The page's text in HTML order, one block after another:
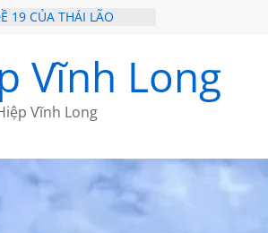
19 CỦA THÁI LÃO
HÒN NGỌC VIỄN ĐÔNG
20 CỦA THÁI LÃO
Vĩnh Long
Vĩnh Long